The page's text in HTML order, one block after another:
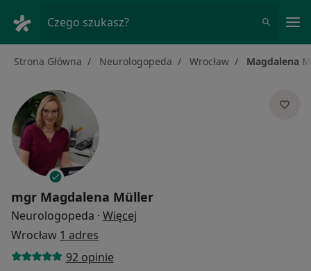
Czego szukasz?
Strona Główna Neurologopeda Wrocław Magdalena
mgr Magdalena Müller
Neurologopeda · Więcej
Wrocław 1 adres
92 opinie